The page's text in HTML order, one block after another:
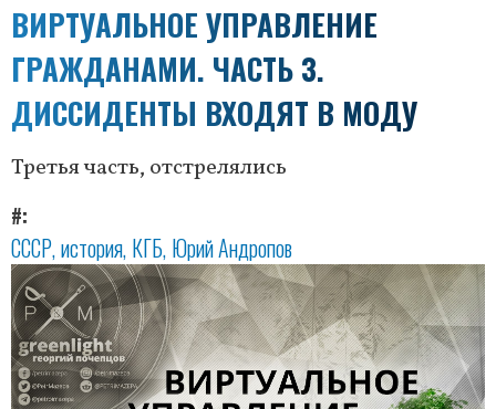
ВИРТУАЛЬНОЕ УПРАВЛЕНИЕ
ГРАЖДАНАМИ. ЧАСТЬ 3.
ДИССИДЕНТЫ ВХОДЯТ В МОДУ
Третья часть, отстрелялись
#
СССР история КГБ Юрий Андропов